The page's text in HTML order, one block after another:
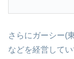
さらにガーシー(
などを経営して